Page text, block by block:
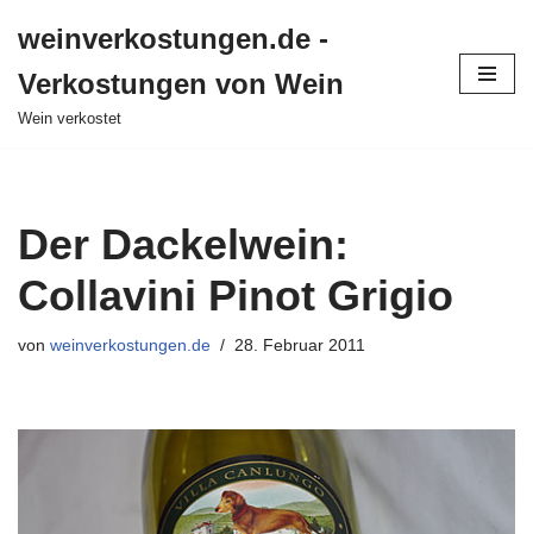
Inhalt
springen
weinverkostungen.de -
Verkostungen von Wein
Wein verkostet
Der Dackelwein:
Collavini Pinot Grigio
von weinverkostungen.de 28. Februar 2011